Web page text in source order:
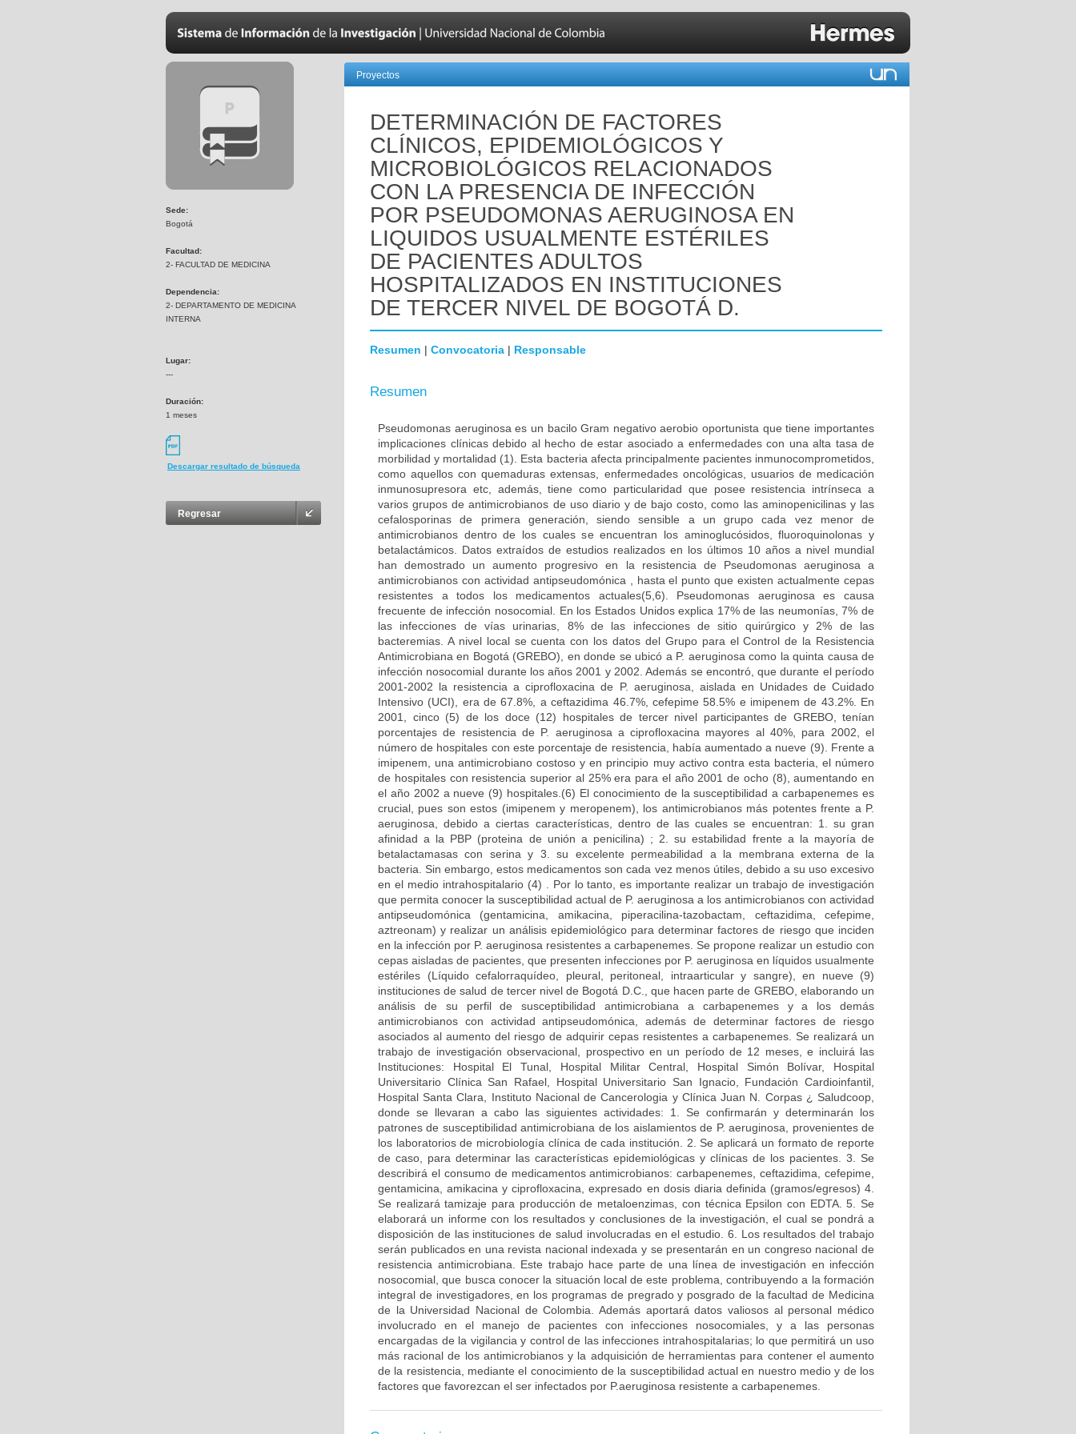
Sede:
Bogotá
Facultad:
2- FACULTAD DE MEDICINA
Dependencia:
2- DEPARTAMENTO DE MEDICINA
INTERNA
Lugar:
---
Duración:
1 meses
Descargar resultado de búsqueda
Regresar
Proyectos
DETERMINACIÓN DE FACTORES
CLÍNICOS, EPIDEMIOLÓGICOS Y
MICROBIOLÓGICOS RELACIONADOS
CON LA PRESENCIA DE INFECCIÓN
POR PSEUDOMONAS AERUGINOSA EN
LIQUIDOS USUALMENTE ESTÉRILES
DE PACIENTES ADULTOS
HOSPITALIZADOS EN INSTITUCIONES
DE TERCER NIVEL DE BOGOTÁ D.
Resumen | Convocatoria | Responsable
Resumen
Pseudomonas aeruginosa es un bacilo Gram negativo aerobio oportunista que tiene importantes
implicaciones clínicas debido al hecho de estar asociado a enfermedades con una alta tasa de
morbilidad y mortalidad (1). Esta bacteria afecta principalmente pacientes inmunocomprometidos,
como aquellos con quemaduras extensas, enfermedades oncológicas, usuarios de medicación
inmunosupresora etc, además, tiene como particularidad que posee resistencia intrínseca a
varios grupos de antimicrobianos de uso diario y de bajo costo, como las aminopenicilinas y las
cefalosporinas de primera generación, siendo sensible a un grupo cada vez menor de
antimicrobianos dentro de los cuales se encuentran los aminoglucósidos, fluoroquinolonas y
betalactámicos. Datos extraídos de estudios realizados en los últimos 10 años a nivel mundial
han demostrado un aumento progresivo en la resistencia de Pseudomonas aeruginosa a
antimicrobianos con actividad antipseudomónica , hasta el punto que existen actualmente cepas
resistentes a todos los medicamentos actuales(5,6). Pseudomonas aeruginosa es causa
frecuente de infección nosocomial. En los Estados Unidos explica 17% de las neumonías, 7% de
las infecciones de vías urinarias, 8% de las infecciones de sitio quirúrgico y 2% de las
bacteremias. A nivel local se cuenta con los datos del Grupo para el Control de la Resistencia
Antimicrobiana en Bogotá (GREBO), en donde se ubicó a P. aeruginosa como la quinta causa de
infección nosocomial durante los años 2001 y 2002. Además se encontró, que durante el período
2001-2002 la resistencia a ciprofloxacina de P. aeruginosa, aislada en Unidades de Cuidado
Intensivo (UCI), era de 67.8%, a ceftazidima 46.7%, cefepime 58.5% e imipenem de 43.2%. En
2001, cinco (5) de los doce (12) hospitales de tercer nivel participantes de GREBO, tenían
porcentajes de resistencia de P. aeruginosa a ciprofloxacina mayores al 40%, para 2002, el
número de hospitales con este porcentaje de resistencia, había aumentado a nueve (9). Frente a
imipenem, una antimicrobiano costoso y en principio muy activo contra esta bacteria, el número
de hospitales con resistencia superior al 25% era para el año 2001 de ocho (8), aumentando en
el año 2002 a nueve (9) hospitales.(6) El conocimiento de la susceptibilidad a carbapenemes es
crucial, pues son estos (imipenem y meropenem), los antimicrobianos más potentes frente a P.
aeruginosa, debido a ciertas características, dentro de las cuales se encuentran: 1. su gran
afinidad a la PBP (proteina de unión a penicilina) ; 2. su estabilidad frente a la mayoría de
betalactamasas con serina y 3. su excelente permeabilidad a la membrana externa de la
bacteria. Sin embargo, estos medicamentos son cada vez menos útiles, debido a su uso excesivo
en el medio intrahospitalario (4) . Por lo tanto, es importante realizar un trabajo de investigación
que permita conocer la susceptibilidad actual de P. aeruginosa a los antimicrobianos con actividad
antipseudomónica (gentamicina, amikacina, piperacilina-tazobactam, ceftazidima, cefepime,
aztreonam) y realizar un análisis epidemiológico para determinar factores de riesgo que inciden
en la infección por P. aeruginosa resistentes a carbapenemes. Se propone realizar un estudio con
cepas aisladas de pacientes, que presenten infecciones por P. aeruginosa en líquidos usualmente
estériles (Líquido cefalorraquídeo, pleural, peritoneal, intraarticular y sangre), en nueve (9)
instituciones de salud de tercer nivel de Bogotá D.C., que hacen parte de GREBO, elaborando un
análisis de su perfil de susceptibilidad antimicrobiana a carbapenemes y a los demás
antimicrobianos con actividad antipseudomónica, además de determinar factores de riesgo
asociados al aumento del riesgo de adquirir cepas resistentes a carbapenemes. Se realizará un
trabajo de investigación observacional, prospectivo en un período de 12 meses, e incluirá las
Instituciones: Hospital El Tunal, Hospital Militar Central, Hospital Simón Bolívar, Hospital
Universitario Clínica San Rafael, Hospital Universitario San Ignacio, Fundación Cardioinfantil,
Hospital Santa Clara, Instituto Nacional de Cancerologia y Clínica Juan N. Corpas ¿ Saludcoop,
donde se llevaran a cabo las siguientes actividades: 1. Se confirmarán y determinarán los
patrones de susceptibilidad antimicrobiana de los aislamientos de P. aeruginosa, provenientes de
los laboratorios de microbiología clínica de cada institución. 2. Se aplicará un formato de reporte
de caso, para determinar las características epidemiológicas y clínicas de los pacientes. 3. Se
describirá el consumo de medicamentos antimicrobianos: carbapenemes, ceftazidima, cefepime,
gentamicina, amikacina y ciprofloxacina, expresado en dosis diaria definida (gramos/egresos) 4.
Se realizará tamizaje para producción de metaloenzimas, con técnica Epsilon con EDTA. 5. Se
elaborará un informe con los resultados y conclusiones de la investigación, el cual se pondrá a
disposición de las instituciones de salud involucradas en el estudio. 6. Los resultados del trabajo
serán publicados en una revista nacional indexada y se presentarán en un congreso nacional de
resistencia antimicrobiana. Este trabajo hace parte de una línea de investigación en infección
nosocomial, que busca conocer la situación local de este problema, contribuyendo a la formación
integral de investigadores, en los programas de pregrado y posgrado de la facultad de Medicina
de la Universidad Nacional de Colombia. Además aportará datos valiosos al personal médico
involucrado en el manejo de pacientes con infecciones nosocomiales, y a las personas
encargadas de la vigilancia y control de las infecciones intrahospitalarias; lo que permitirá un uso
más racional de los antimicrobianos y la adquisición de herramientas para contener el aumento
de la resistencia, mediante el conocimiento de la susceptibilidad actual en nuestro medio y de los
factores que favorezcan el ser infectados por P.aeruginosa resistente a carbapenemes.